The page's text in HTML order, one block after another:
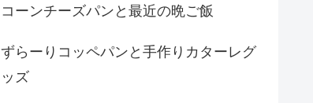
コーンチーズパンと最近の晩ご飯
ずらーりコッペパンと手作りカターレグ
ッズ